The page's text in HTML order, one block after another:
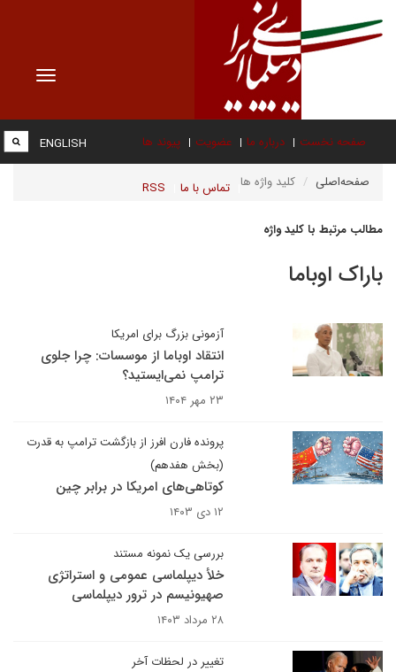
Toggle
صفحه نخست درباره ما عضویت پیوند ها
تماس با ما RSS
ENGLISH
صفحه‌اصلی کلید واژه ها
مطالب مرتبط با کلید واژه
باراک اوباما
آزمونی بزرگ برای امریکا
انتقاد اوباما از موسسات: چرا جلوی
ترامپ نمی‌ایستید؟
۲۳ مهر ۱۴۰۴
پرونده فارن افرز از بازگشت ترامپ به قدرت
(بخش هفدهم)
کوتاهی‌های امریکا در برابر چین
۱۲ دی ۱۴۰۳
بررسی یک نمونه مستند
خلأ دیپلماسی عمومی و استراتژی
صهیونیسم در ترور دیپلماسی
۲۸ مرداد ۱۴۰۳
تغییر در لحظات آخر